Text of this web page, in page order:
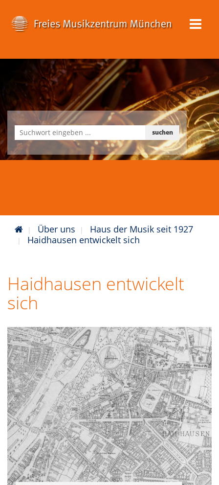
suchen
Über uns
Haus der Musik seit 1927
Haidhausen entwickelt sich
Haidhausen entwickelt
sich